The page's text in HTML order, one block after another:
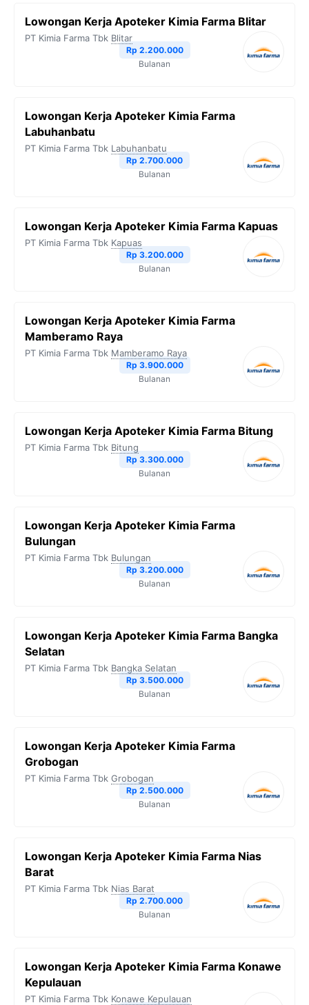
o
e
r
A
p
i
n
k
Lowongan Kerja Apoteker Kimia Farma Blitar
PT Kimia Farma Tbk Blitar
Rp 2.200.000
Bulanan
Lowongan Kerja Apoteker Kimia Farma
Labuhanbatu
PT Kimia Farma Tbk Labuhanbatu
Rp 2.700.000
Bulanan
Lowongan Kerja Apoteker Kimia Farma Kapuas
PT Kimia Farma Tbk Kapuas
Rp 3.200.000
Bulanan
Lowongan Kerja Apoteker Kimia Farma
Mamberamo Raya
PT Kimia Farma Tbk Mamberamo Raya
Rp 3.900.000
Bulanan
Lowongan Kerja Apoteker Kimia Farma Bitung
PT Kimia Farma Tbk Bitung
Rp 3.300.000
Bulanan
Lowongan Kerja Apoteker Kimia Farma
Bulungan
PT Kimia Farma Tbk Bulungan
Rp 3.200.000
Bulanan
Lowongan Kerja Apoteker Kimia Farma Bangka
Selatan
PT Kimia Farma Tbk Bangka Selatan
Rp 3.500.000
Bulanan
Lowongan Kerja Apoteker Kimia Farma
Grobogan
PT Kimia Farma Tbk Grobogan
Rp 2.500.000
Bulanan
Lowongan Kerja Apoteker Kimia Farma Nias
Barat
PT Kimia Farma Tbk Nias Barat
Rp 2.700.000
Bulanan
Lowongan Kerja Apoteker Kimia Farma Konawe
Kepulauan
PT Kimia Farma Tbk Konawe Kepulauan